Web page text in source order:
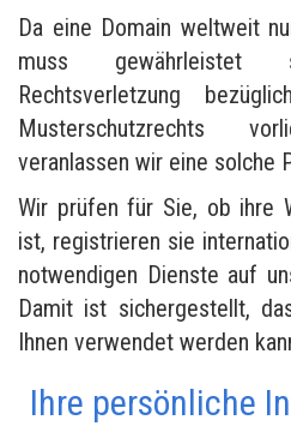
Da eine Domain weltweit
muss
Rechtsverletzung
Musterschutzrechts
veranlassen wir eine solche
Wir prüfen für Sie, ob ihre
ist, registrieren sie
notwendigen Dienste auf
Damit ist sichergestellt,
Ihnen verwendet werden
Ihre persönliche